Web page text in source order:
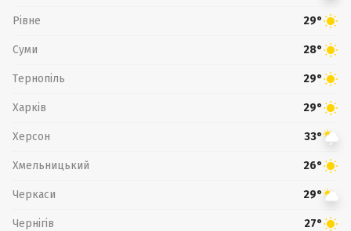
Рівне 29°
Суми 28°
Тернопіль 29°
Харків 29°
Херсон 33°
Хмельницький 26°
Черкаси 29°
Чернігів 27°